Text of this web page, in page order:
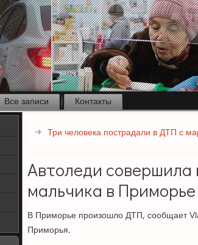
Все записи
Контакты
Три человека пострадали в ДТП с
Автоледи совершила
мальчика в Приморье
В Приморье произошло ДТП, сообщает
Приморья.